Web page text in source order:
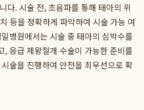
다. 시술 전, 초음파를 통해 태아의 위
등을 정확하게 파악하여 시술 가능 여
병원에서는 시술 중 태아의 심박수를
, 응급 제왕절개 수술이 가능한 준비를
술을 진행하여 안전을 최우선으로 확